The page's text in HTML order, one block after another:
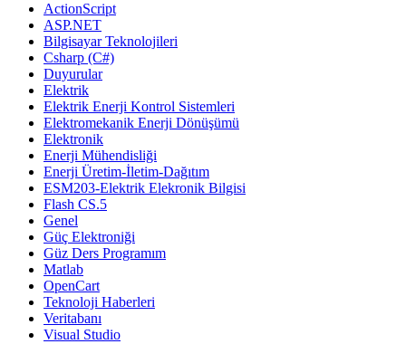
ActionScript
ASP.NET
Bilgisayar Teknolojileri
Csharp (C#)
Duyurular
Elektrik
Elektrik Enerji Kontrol Sistemleri
Elektromekanik Enerji Dönüşümü
Elektronik
Enerji Mühendisliği
Enerji Üretim-İletim-Dağıtım
ESM203-Elektrik Elekronik Bilgisi
Flash CS.5
Genel
Güç Elektroniği
Güz Ders Programım
Matlab
OpenCart
Teknoloji Haberleri
Veritabanı
Visual Studio